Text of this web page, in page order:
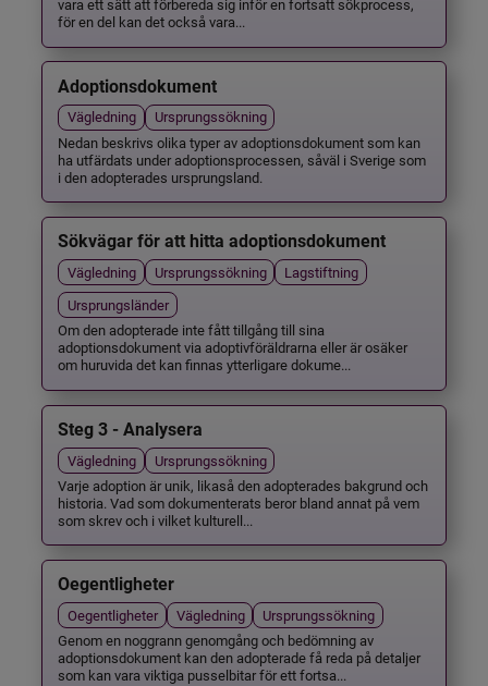
vara ett sätt att förbereda sig inför en fortsatt sökprocess,
för en del kan det också vara...
Adoptionsdokument
Vägledning
Ursprungssökning
Nedan beskrivs olika typer av adoptionsdokument som kan
ha utfärdats under adoptionsprocessen, såväl i Sverige som
i den adopterades ursprungsland.
Sökvägar för att hitta adoptionsdokument
Vägledning Ursprungssökning
Lagstiftning
Ursprungsländer
Om den adopterade inte fått tillgång till sina
adoptionsdokument via adoptivföräldrarna eller är osäker
om huruvida det kan finnas ytterligare dokume...
Steg 3 - Analysera
Vägledning
Ursprungssökning
Varje adoption är unik, likaså den adopterades bakgrund och
historia. Vad som dokumenterats beror bland annat på vem
som skrev och i vilket kulturell...
Oegentligheter
Oegentligheter Vägledning
Ursprungssökning
Genom en noggrann genomgång och bedömning av
adoptionsdokument kan den adopterade få reda på detaljer
som kan vara viktiga pusselbitar för ett fortsa...